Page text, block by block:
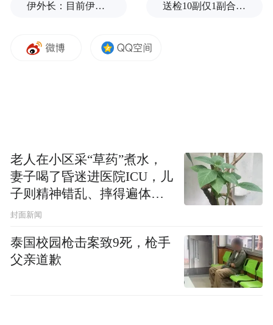
伊外长：目前伊朗与美国之间没有进行任何谈判 送检10副仅1副合格！央视曝光：劣质太阳镜成“伤眼镜”
老人在小区采“草药”煮水，
妻子喝了昏迷进医院ICU，儿
子则精神错乱、摔得遍体鳞
伤
封面新闻
泰国校园枪击案致9死，枪手
父亲道歉